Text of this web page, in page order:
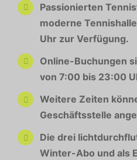
Passionierten
moderne
Uhr zur Verfügung.
Online-Buchungen
von 7:00 bis 23:00
Weitere Zeiten
Geschäftsstelle
Die drei
Winter-Abo und als